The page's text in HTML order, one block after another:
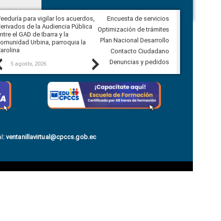
Previous
para vigilar los acuerdos,
de la Audiencia Pública
el GAD de Ibarra y la
Urbina, parroquia la
5 agosto, 2026
CPCCS convoca a Veeduría
Ciudadana para vigilar el concurso
5 agosto, 2026
Next
Encuesta de servicios
Optimización de trámites
Plan Nacional Desarrollo
Contacto Ciudadano
Denuncias y pedidos
:ventanillavirtual@cpccs.gob.ec